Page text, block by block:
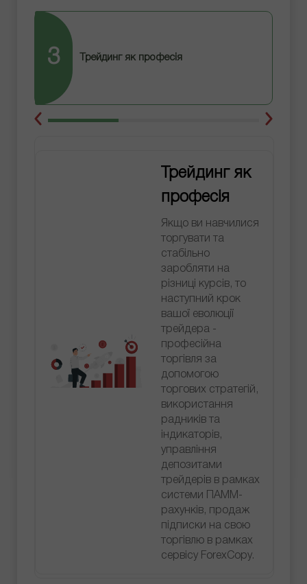
3 Трейдинг як професія
Трейдинг як
професія
Якщо ви навчилися
торгувати та
стабільно
заробляти на
різниці курсів, то
наступний крок
вашої еволюції
трейдера -
професійна
торгівля за
допомогою
торгових стратегій,
використання
радників та
індикаторів,
управління
депозитами
трейдерів в рамках
системи ПАММ-
рахунків, продаж
підписки на свою
торгівлю в рамках
сервісу ForexCopy.